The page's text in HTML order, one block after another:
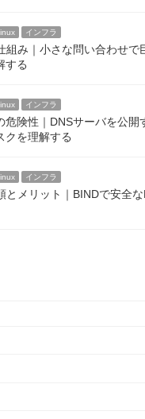
インフラ
組み｜小さな問い合わせで
する
インフラ
危険性｜DNSサーバを公開
クを理解する
インフラ
とメリット｜BINDで安全